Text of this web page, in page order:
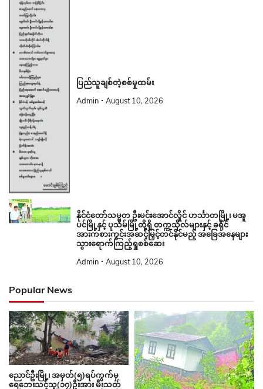
ပြည်သူချစ်တဲ့စစ်မှုထမ်း
Admin August 10, 2026
နိုင်ငံတော်သမ္မတ ဦးမင်းအောင်လှိုင် ဟင်္သာတမြို့၊ မအူ
ပင်မြို့နှင့် ပုသိမ်မြို့တို့ရှိ တက္ကသိုလ်များနှင့် ခရိုင်
အားကစားကွင်းအဆင့်မြှင့်တင်နိုင်မည့် အခြေအနေများ
သွားရောက်ကြည့်ရှုစစ်ဆေး
Admin August 10, 2026
Popular News
ညောင်ဦးမြို့၊ အမှတ်(၅)ရပ်ကွက်မှ
ရေဘေးသင့်သူ(၁၇)ဦးအား မီးသတ်